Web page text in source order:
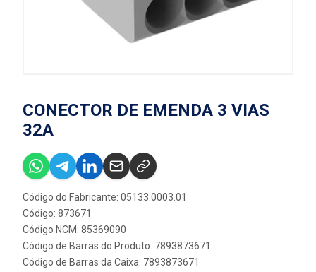
CONECTOR DE EMENDA 3 VIAS
32A
Código do Fabricante: 05133.0003.01
Código: 873671
Código NCM: 85369090
Código de Barras do Produto: 7893873671
Código de Barras da Caixa: 7893873671